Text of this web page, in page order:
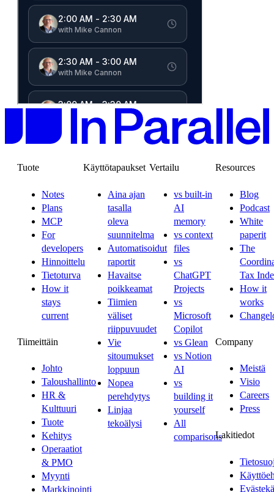
Tuote
Notes
Plans
MCP
For
developers
Hinnoittelu
Tietoturva
How it
stays
current
Tiimeittäin
Johto
Taloushallinto
HR &
Kulttuuri
Tuote
Kehitys
Operaatiot
& PMO
Myynti
Markkinointi
Käyttötapaukset
Aina ajan
tasalla
oleva
suunnitelma
Automatisoidut
raportit
Havaitse
poikkeamat
Tiimien
väliset
riippuvuudet
Vie
sitoumukset
loppuun
Nopea
perehdytys
Linjaa
tekoälysi
Vertailu
vs built-in
AI
memory
vs context
files
vs
ChatGPT
Projects
vs
Microsoft
Copilot
vs Glean
vs Notion
AI
vs
building it
yourself
All
comparisons
Resources
Blog
Podcast
White
paperit
The
Tax
How it
works
Company
Meistä
Visio
Careers
Press
Lakitiedot